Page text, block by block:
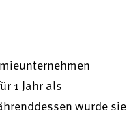
1 Jahr als
wurde sie